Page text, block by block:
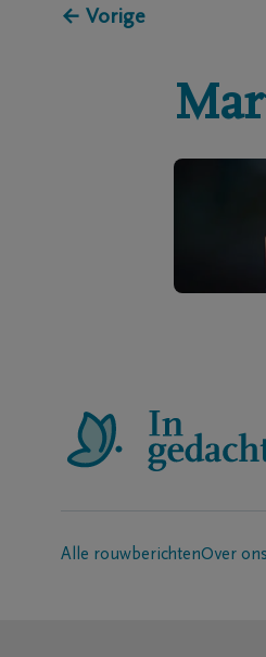
← Vorige
Alle rouwberichtenOver ons